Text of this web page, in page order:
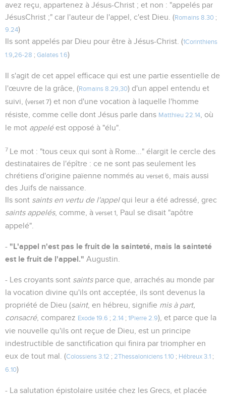
avez reçu, appartenez à Jésus-Christ ; et non : "appelés par
JésusChrist ;" car l'auteur de l'appel, c'est Dieu. (Romains 8.30 ;
9.24)
Ils sont appelés par Dieu pour être à Jésus-Christ. (1Corinthiens
1.9 26-28 ; Galates 1.6)
Il s'agit de cet appel efficace qui est une partie essentielle de
l'œuvre de la grâce, (Romains 8.29,30) d'un appel entendu et
suivi, (verset 7) et non d'une vocation à laquelle l'homme
résiste, comme celle dont Jésus parle dans Matthieu 22.14
, où
le mot appeléest opposé à "élu".
7 Le mot : "tous ceux qui sont à Rome..." élargit le cercle des
destinataires de l'épître : ce ne sont pas seulement les
chrétiens d'origine païenne nommés au verset 6
, mais aussi
des Juifs de naissance.
Ils sont saints en vertu de l'appelqui leur a été adressé, grec
saints appelés, comme, à verset 1
, Paul se disait "apôtre
appelé".
- "L'appel n'est pas le fruit de la sainteté, mais la sainteté
est le fruit de l'appel." Augustin.
- Les croyants sont saintsparce que, arrachés au monde par
la vocation divine qu'ils ont acceptée, ils sont devenus la
propriété de Dieu (saint, en hébreu, signifie mis à part,
consacré, comparez Exode 19.6 ; 2.14 ; 1Pierre 2.9), et parce que la
vie nouvelle qu'ils ont reçue de Dieu, est un principe
indestructible de sanctification qui finira par triompher en
eux de tout mal. (Colossiens 3.12 ; 2Thessaloniciens 1.10 ; Hébreux 3.1 ;
6.10)
- La salutation épistolaire usitée chez les Grecs, et placée